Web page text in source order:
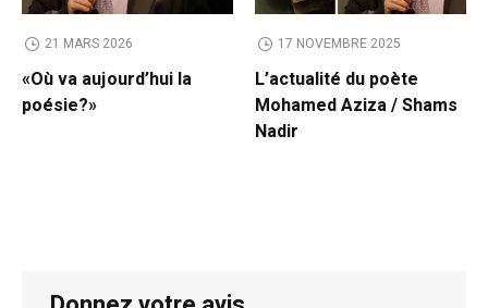
21 MARS 2026
«Où va aujourd’hui la
poésie?»
17 NOVEMBRE 2025
L’actualité du poète
Mohamed Aziza / Shams
Nadir